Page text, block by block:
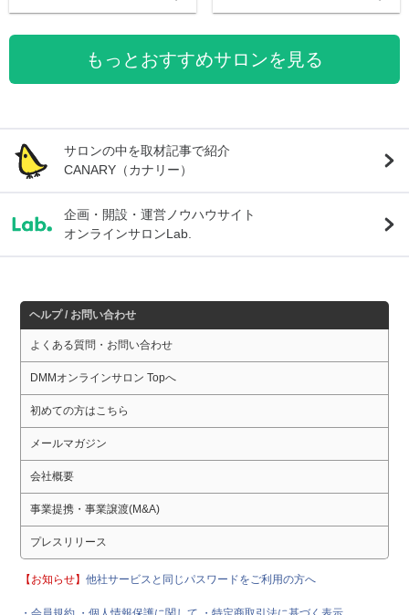
もっとおすすめサロンを見る
サロンの中を取材記事で紹介
CANARY（カナリー）
企画・開設・運営ノウハウサイト
オンラインサロンLab.
ヘルプ / お問い合わせ
よくある質問・お問い合わせ
DMMオンラインサロン Topへ
初めての方はこちら
メールマガジン
会社概要
事業提携・事業譲渡(M&A)
プレスリリース
【お知らせ】他社サービスと同じパスワードをご利用の方へ